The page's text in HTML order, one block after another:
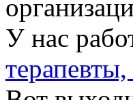
У нас